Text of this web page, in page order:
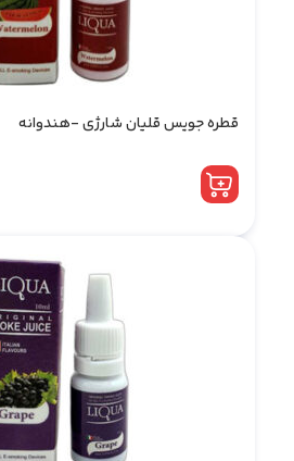
قطره جویس قلیان شارژی -هندوانه